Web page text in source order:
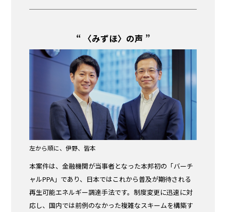
“ 〈みずほ〉の声 ”
左から順に、伊野、皆本
本案件は、金融機関が当事者となった本邦初の「バーチ
ャルPPA」であり、日本ではこれから普及が期待される
再生可能エネルギー調達手法です。制度変更に迅速に対
応し、国内では前例のなかった複雑なスキームを構築す